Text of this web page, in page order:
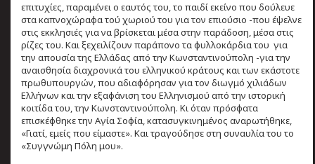
επιτυχίες, παραμένει ο εαυτός του, το παιδί εκείνο που δούλευε
στα καπνοχώραφα τού χωριού του για τον επιούσιο -που έψελνε
στις εκκλησιές για να βρίσκεται μέσα στην παράδοση, μέσα στις
ρίζες του. Και ξεχειλίζουν παράπονο τα φυλλοκάρδια του για
την απουσία της Ελλάδας από την Κωνσταντινούπολη -για την
αναισθησία διαχρονικά του ελληνικού κράτους και των εκάστοτε
πρωθυπουργών, που αδιαφόρησαν για τον διωγμό χιλιάδων
Ελλήνων και την εξαφάνιση του Ελληνισμού από την ιστορική
κοιτίδα του, την Κωνσταντινούπολη. Κι όταν πρόσφατα
επισκέφθηκε την Αγία Σοφία, κατασυγκινημένος αναρωτήθηκε,
«Γιατί, εμείς που είμαστε». Και τραγούδησε στη συναυλία του το
«Συγγνώμη Πόλη μου».